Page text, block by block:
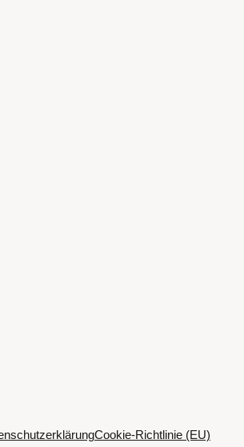
Cookie-Richtlinie (EU)